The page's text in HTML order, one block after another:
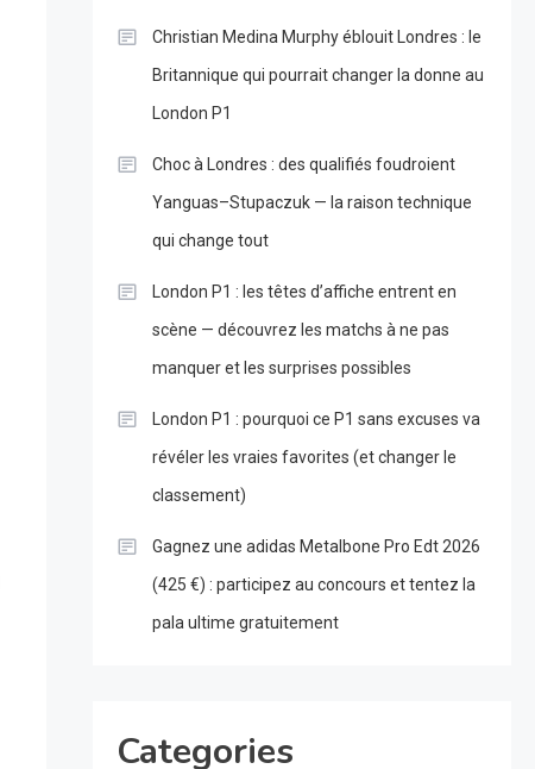
Christian Medina Murphy éblouit Londres : le
Britannique qui pourrait changer la donne au
London P1
Choc à Londres : des qualifiés foudroient
Yanguas–Stupaczuk — la raison technique
qui change tout
London P1 : les têtes d’affiche entrent en
scène — découvrez les matchs à ne pas
manquer et les surprises possibles
London P1 : pourquoi ce P1 sans excuses va
révéler les vraies favorites (et changer le
classement)
Gagnez une adidas Metalbone Pro Edt 2026
(425 €) : participez au concours et tentez la
pala ultime gratuitement
Categories